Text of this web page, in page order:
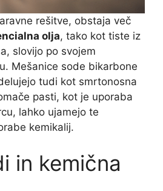
rešitve, obstaja več
olja, tako kot tiste iz
slovijo po svojem
Mešanice sode bikarbone
tudi kot smrtonosna
pasti, kot je uporaba
lahko ujamejo te
kemikalij.
in kemična